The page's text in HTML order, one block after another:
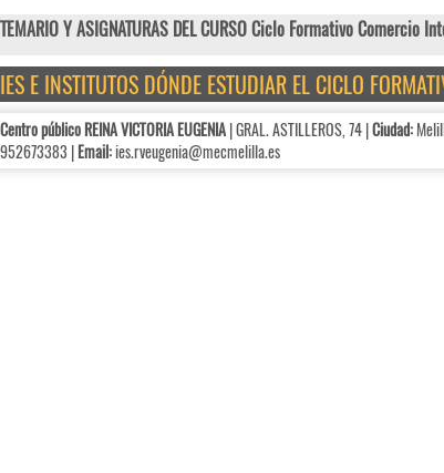
TEMARIO Y ASIGNATURAS DEL CURSO Ciclo Formativo Comercio
IES E INSTITUTOS DÓNDE ESTUDIAR EL CICLO
Centro público REINA VICTORIA EUGENIA| GRAL. ASTILLEROS, 74 |Ciudad:
952673383 |Email:ies.rveugenia@mecmelilla.es